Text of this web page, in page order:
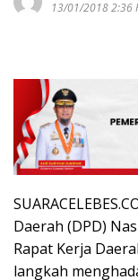
13/01/2018 2:36
Daerah (DPD)
Rapat Kerja
langkah